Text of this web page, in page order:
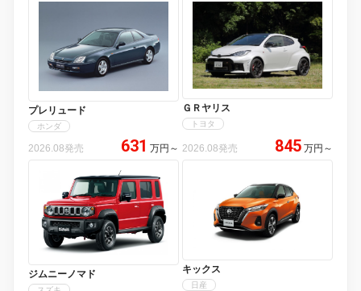
プレリュード
ホンダ
2026.08発売 631 万円 ～
ＧＲヤリス
トヨタ
2026.08発売 845 万円 ～
ジムニーノマド キックス
日産